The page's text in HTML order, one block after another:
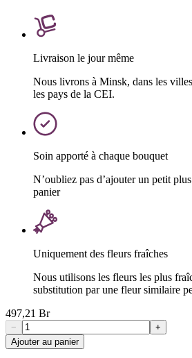
Livraison le jour même
Nous livrons à Minsk, dans les
les pays de la CEI.
Soin apporté à chaque bouquet
N’oubliez pas d’ajouter un petit
panier
Uniquement des fleurs fraîches
Nous utilisons les fleurs les plus
substitution par une fleur similaire
497,21 Br
−
+
Ajouter au panier